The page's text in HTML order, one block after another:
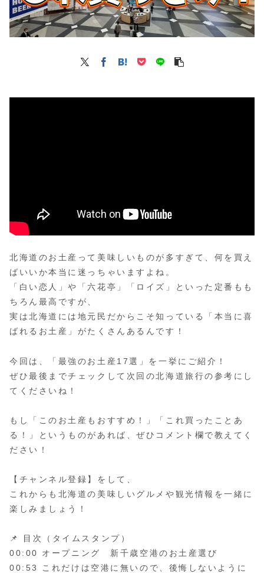
北海道のお土産って美味しいものが多すぎて、何を買え
ばいいか本当に迷っちゃいますよね。
「白い恋人」や「六花亭」「ロイズ」といった定番もも
ちろん最高ですが、
実は北海道には地元民だからこそ知っている「本当に喜
ばれるお土産」がたくさんあるんです！
今回は、「最強のお土産17選」を一挙にご紹介！
ぜひ最後までチェックして次回の北海道旅行の参考にし
てくださいね！
もし「このお土産もおすすめ！」「これ買ったことあ
る！」というものがあれば、ぜひコメント欄で教えてく
ださい！
【チャンネル登録】をして、
これからも北海道の美味しいグルメや観光情報を一緒に
楽しみましょう！
📌 目次（タイムスタンプ）
00:00 オープニング 新千歳空港のお土産選び
00:53 これだけは空港に無いので、後悔しないように